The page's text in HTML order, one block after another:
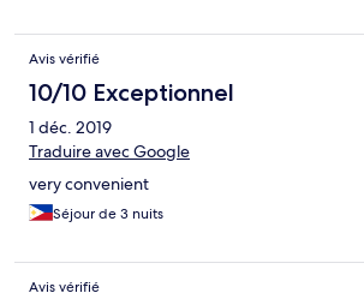
Avis vérifié
10/10 Exceptionnel
1 déc. 2019
Traduire avec Google
very convenient
Séjour de 3 nuits
Avis vérifié